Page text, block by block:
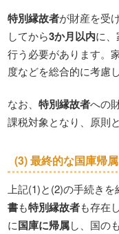
特別縁故者が財産を受
してから3か月以内に
行う必要があります。
度などを総合的に考慮
なお、特別縁故者への
課税対象となり、原則
(3) 最終的な国庫帰属
上記(1)と(2)の手続き
書も特別縁故者も存在
に国庫に帰属し、国の